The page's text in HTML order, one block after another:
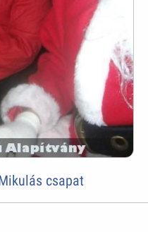
csapat